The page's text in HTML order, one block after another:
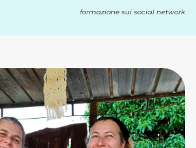
formazione sui social network